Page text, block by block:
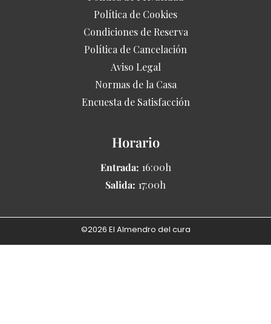
Política de Cookies
Condiciones de Reserva
Política de Cancelación
Aviso Legal
Normas de la Casa
Encuesta de Satisfacción
Horario
Entrada: 16:00h
Salida: 17:00h
©2026 El Almendro del cura